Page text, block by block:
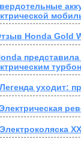
Honda Gold
Легенда уходит:
Электроколяска